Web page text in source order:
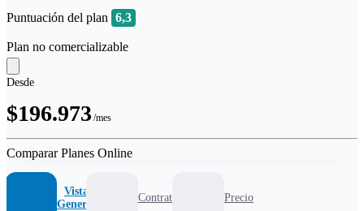
Puntuación del plan 6,3
Plan no comercializable
Desde
$196.973 /mes
Comparar Planes Online
Vista
General
Contrato Precio